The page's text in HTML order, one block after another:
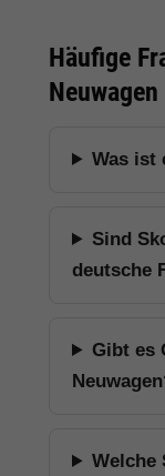
Häufige
Neuwagen
Was ist
Sind
deutsche
Gibt es
Welche